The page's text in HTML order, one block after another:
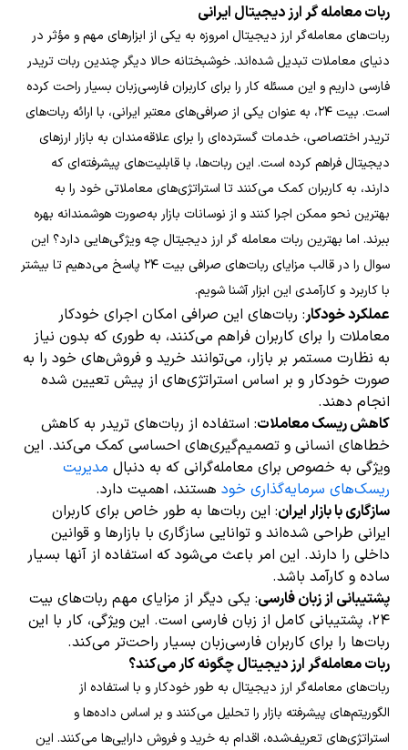
ربات معامله گر ارز دیجیتال ایرانی
ربات‌های معامله‌گر ارز دیجیتال امروزه به یکی از ابزارهای مهم و مؤثر در
دنیای معاملات تبدیل شده‌اند. خوشبختانه حالا دیگر چندین ربات تریدر
فارسی داریم و این مسئله کار را برای کاربران فارسی‌زبان بسیار راحت کرده
است. بیت ۲۴، به عنوان یکی از صرافی‌های معتبر ایرانی، با ارائه ربات‌های
تریدر اختصاصی، خدمات گسترده‌ای را برای علاقه‌مندان به بازار ارزهای
دیجیتال فراهم کرده است. این ربات‌ها، با قابلیت‌های پیشرفته‌ای که
دارند، به کاربران کمک می‌کنند تا استراتژی‌های معاملاتی خود را به
بهترین نحو ممکن اجرا کنند و از نوسانات بازار به‌صورت هوشمندانه بهره
ببرند. اما بهترین ربات معامله گر ارز دیجیتال چه ویژگی‌هایی دارد؟ این
سوال را در قالب مزایای ربات‌های صرافی بیت ۲۴ پاسخ می‌دهیم تا بیشتر
با کاربرد و کارآمدی این ابزار آشنا شویم.
عملکرد خودکار: ربات‌های این صرافی امکان اجرای خودکار
معاملات را برای کاربران فراهم می‌کنند، به طوری که بدون نیاز
به نظارت مستمر بر بازار، می‌توانند خرید و فروش‌های خود را به
صورت خودکار و بر اساس استراتژی‌های از پیش تعیین شده
انجام دهند.
کاهش ریسک معاملات: استفاده از ربات‌های تریدر به کاهش
خطاهای انسانی و تصمیم‌گیری‌های احساسی کمک می‌کند. این
ویژگی به خصوص برای معامله‌گرانی که به دنبال مدیریت
ریسک‌های سرمایه‌گذاری خود هستند، اهمیت دارد.
سازگاری با بازار ایران: این ربات‌ها به طور خاص برای کاربران
ایرانی طراحی شده‌اند و توانایی سازگاری با بازارها و قوانین
داخلی را دارند. این امر باعث می‌شود که استفاده از آنها بسیار
ساده و کارآمد باشد.
پشتیبانی از زبان فارسی: یکی دیگر از مزایای مهم ربات‌های بیت
۲۴، پشتیبانی کامل از زبان فارسی است. این ویژگی، کار با این
ربات‌ها را برای کاربران فارسی‌زبان بسیار راحت‌تر می‌کند.
ربات معامله‌گر ارز دیجیتال چگونه کار می‌کند؟
ربات‌های معامله‌گر ارز دیجیتال به طور خودکار و با استفاده از
الگوریتم‌های پیشرفته بازار را تحلیل می‌کنند و بر اساس داده‌ها و
استراتژی‌های تعریف‌شده، اقدام به خرید و فروش دارایی‌ها می‌کنند. این